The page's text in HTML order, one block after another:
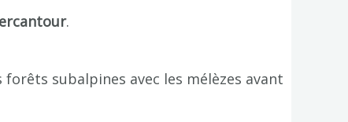
.
subalpines avec les mélèzes avant